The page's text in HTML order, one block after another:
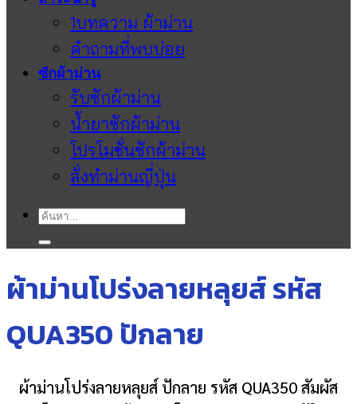
1บทความ ผ้าม่าน
คำถามที่พบบ่อย
ซักผ้าม่าน
รับซักผ้าม่าน
น้ำยาซักผ้าม่าน
โปรโมชั่นซักผ้าม่าน
สั่งทำม่านญี่ปุ่น
ค้นหา:
ผ้าม่านโปร่งลายหลุยส์ รหัส
QUA350 ปักลาย
ผ้าม่านโปร่งลายหลุยส์ ปักลาย รหัส QUA350 สัมผัส